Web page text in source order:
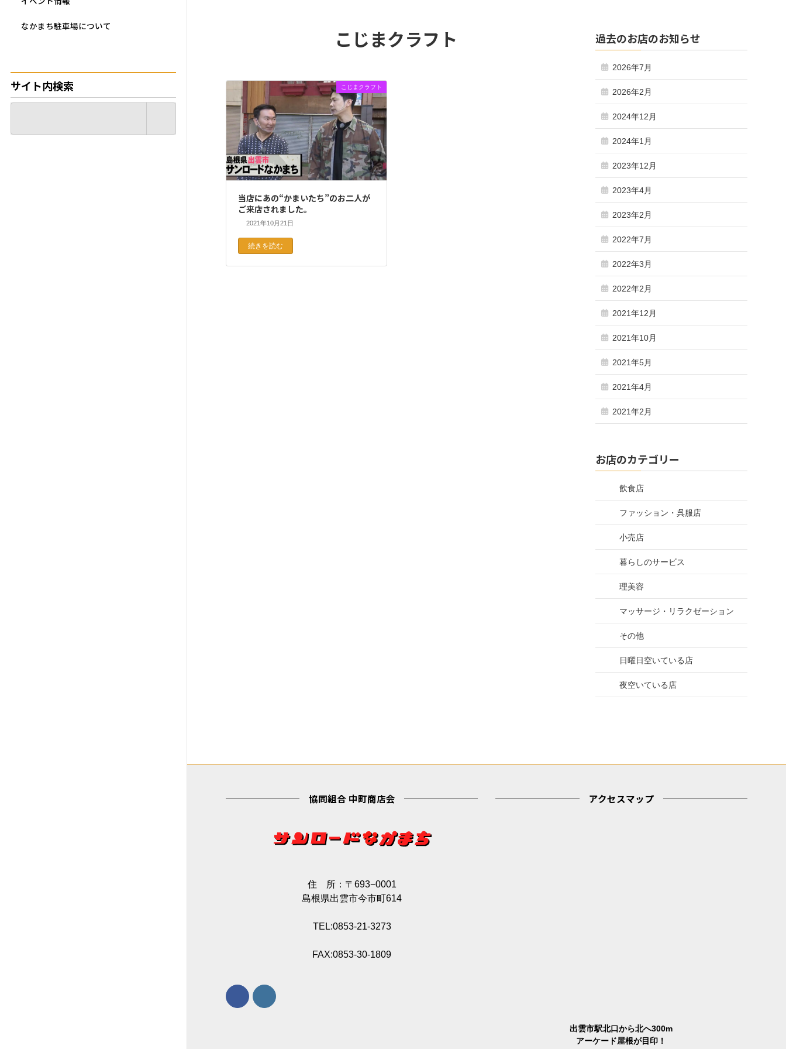
なかまち駐車場について
サイト内検索
こじまクラフト
こじまクラフト
当店にあの“かまいたち”のお二人が
ご来店されました。
2021年10月21日
続きを読む
過去のお店のお知らせ
2026年7月
2026年2月
2024年12月
2024年1月
2023年12月
2023年4月
2023年2月
2022年7月
2022年3月
2022年2月
2021年12月
2021年10月
2021年5月
2021年4月
2021年2月
お店のカテゴリー
飲食店
ファッション・呉服店
小売店
暮らしのサービス
理美容
マッサージ・リラクゼーション
その他
日曜日空いている店
夜空いている店
協同組合 中町商店会
住 所：〒693−0001
島根県出雲市今市町614
TEL:0853-21-3273
FAX:0853-30-1809
アクセスマップ
出雲市駅北口から北へ300m
アーケード屋根が目印！